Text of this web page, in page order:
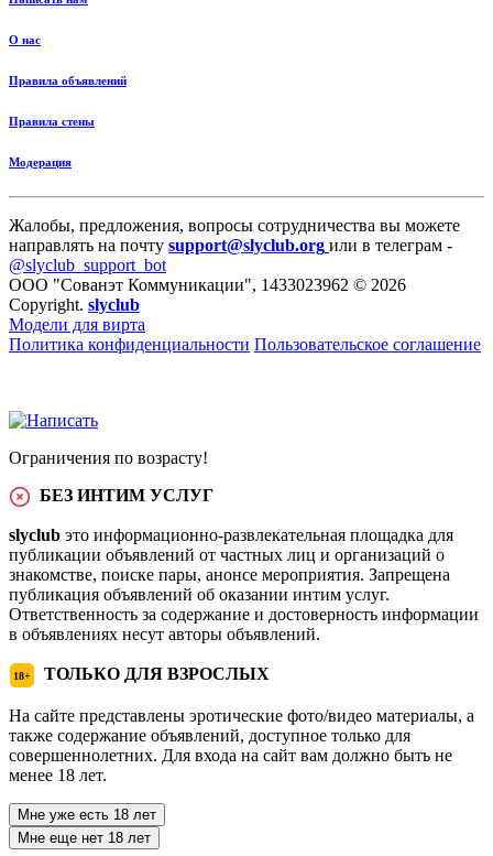
О нас
Правила объявлений
Правила стены
Модерация
Жалобы, предложения, вопросы сотрудничества вы можете
направлять на почту support@slyclub.org или в телеграм -
@slyclub_support_bot
ООО "Сованэт Коммуникации", 1433023962 © 2026
Copyright. slyclub
Модели для вирта
Политика конфиденциальности Пользовательское соглашение
Ограничения по возрасту!
БЕЗ ИНТИМ УСЛУГ
slyclub это информационно-развлекательная площадка для
публикации объявлений от частных лиц и организаций о
знакомстве, поиске пары, анонсе мероприятия. Запрещена
публикация объявлений об оказании интим услуг.
Ответственность за содержание и достоверность информации
в объявлениях несут авторы объявлений.
18+ ТОЛЬКО ДЛЯ ВЗРОСЛЫХ
На сайте представлены эротические фото/видео материалы, а
также содержание объявлений, доступное только для
совершеннолетних. Для входа на сайт вам должно быть не
менее 18 лет.
Мне уже есть 18 лет
Мне еще нет 18 лет